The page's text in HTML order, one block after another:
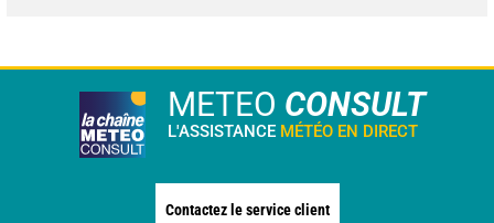
METEO CONSULT
L'ASSISTANCE MÉTÉO EN DIRECT
Contactez le service client